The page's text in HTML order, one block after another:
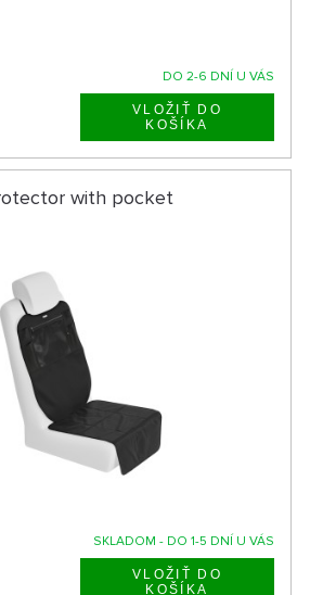
DO 2-6 DNÍ U VÁS
with pocket
SKLADOM - DO 1-5 DNÍ U VÁS